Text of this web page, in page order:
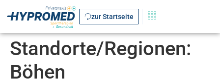
zur Startseite
Standorte/Regionen:
Böhen